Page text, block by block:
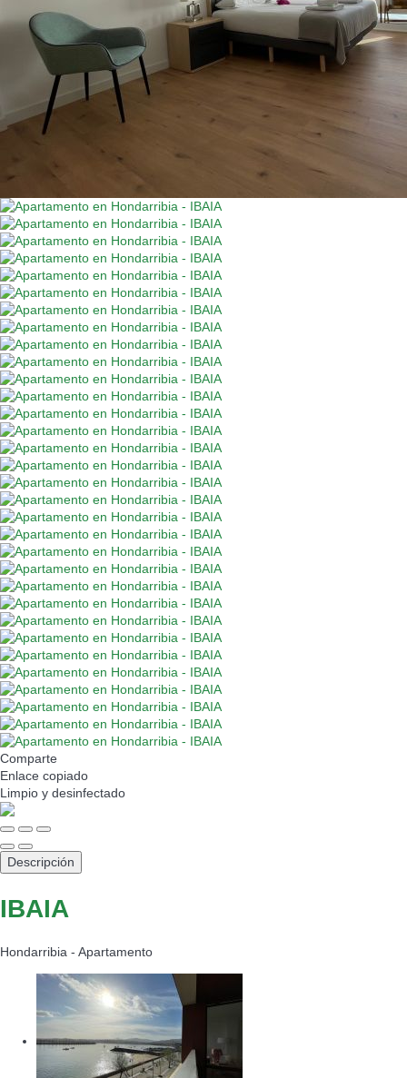
Comparte
Enlace copiado
Limpio y desinfectado
Descripción
IBAIA
Hondarribia - Apartamento